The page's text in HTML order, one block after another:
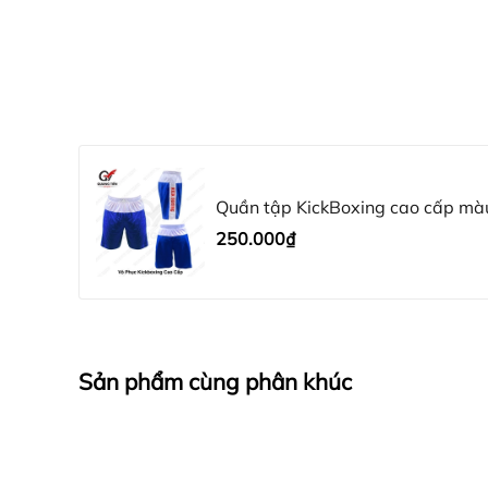
3. Vải thun Co giãn: Trang phục tập luyện
5. Vải thun Giặt dễ dàng: Trang phục có thể
trang phục luôn mới.
3.Hình ảnh thực của sản phẩm
Công ty TNHH Thể Thao Quang Tiến . Địa
Quần tập KickBoxing cao cấp
250.000₫
Sản phẩm cùng phân khúc